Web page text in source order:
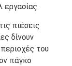
εργασίας.
πιέσεις
δίνουν
του
πάγκο